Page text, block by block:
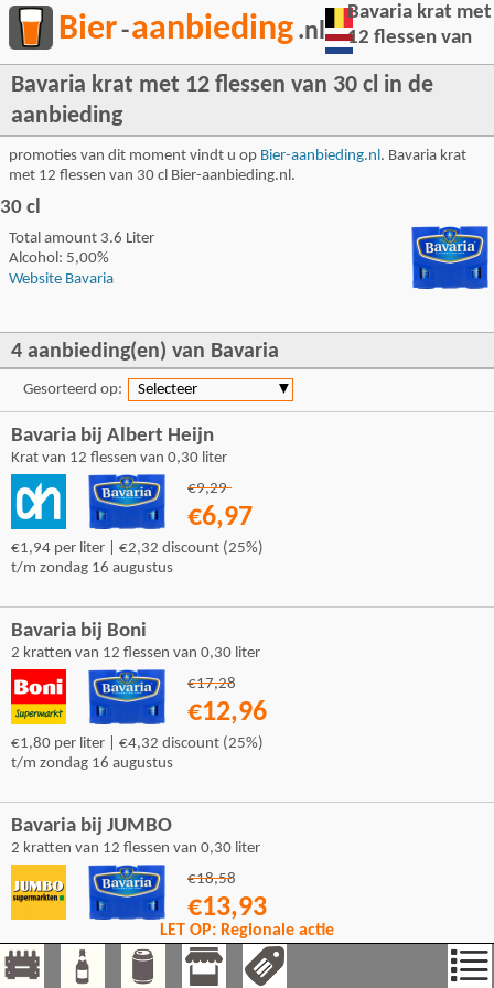
Bier-aanbieding .nl
Bavaria krat met 12 flessen van 30 cl in de
aanbieding
promoties van dit moment vindt u op Bier-aanbieding.nl. Bavaria krat
met 12 flessen van 30 cl Bier-aanbieding.nl.
Bavaria krat met
12 flessen van
30 cl
Total amount 3.6 Liter
Alcohol: 5,00%
Website Bavaria
4 aanbieding(en) van Bavaria
Gesorteerd op: Selecteer ▼
Bavaria bij Albert Heijn
Krat van 12 flessen van 0,30 liter
€9,29
€6,97
€1,94 per liter | €2,32 discount (25%)
t/m zondag 16 augustus
Bavaria bij Boni
2 kratten van 12 flessen van 0,30 liter
€17,28
€12,96
€1,80 per liter | €4,32 discount (25%)
t/m zondag 16 augustus
Bavaria bij JUMBO
2 kratten van 12 flessen van 0,30 liter
€18,58
€13,93
LET OP: Regionale actie
€1,93 per liter | €4,65 discount (25%)
t/m dinsdag 25 augustus